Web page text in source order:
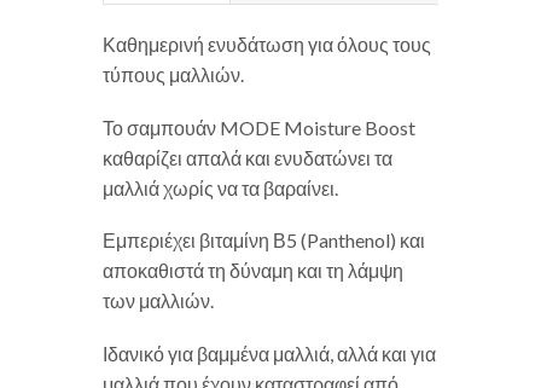
Καθημερινή ενυδάτωση για όλους τους
τύπους μαλλιών.
Το σαμπουάν MODE Moisture Boost
καθαρίζει απαλά και ενυδατώνει τα
μαλλιά χωρίς να τα βαραίνει.
Εμπεριέχει βιταμίνη Β5 (Panthenol) και
αποκαθιστά τη δύναμη και τη λάμψη
των μαλλιών.
Ιδανικό για βαμμένα μαλλιά, αλλά και για